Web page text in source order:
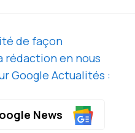
de façon
rédaction en nous
Google Actualités :
News